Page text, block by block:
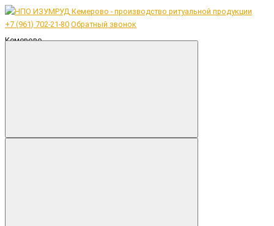
+7 (961) 702-21-80 Обратный звонок